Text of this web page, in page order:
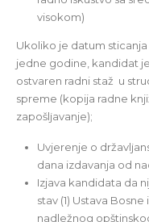
visokom)
Ukoliko je datum
jedne godine, kandidat
ostvaren radni staž u
spreme (kopija radne
zapošlјavanje);
Uvjerenje o
dana izdavanja od
Izjava kandidata da
stav (1) Ustava
nadležnog